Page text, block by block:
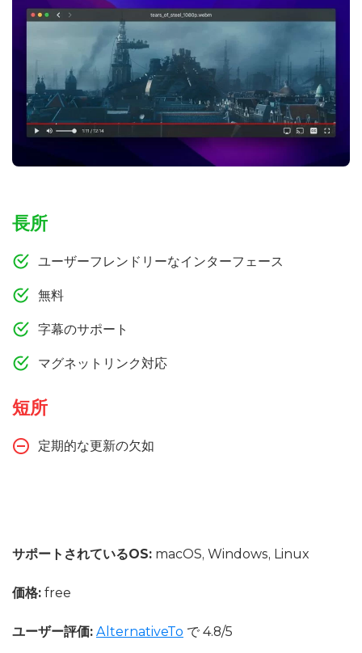
長所
ユーザーフレンドリーなインターフェース
無料
字幕のサポート
マグネットリンク対応
短所
定期的な更新の欠如
サポートされているOS: macOS, Windows, Linux
価格: free
ユーザー評価: AlternativeTo で 4.8/5